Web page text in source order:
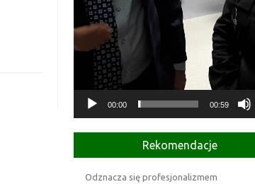
00:00 00:59
Rekomendacje
Odznacza się profesjonalizmem